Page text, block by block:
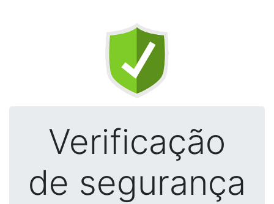
Verificação
de segurança